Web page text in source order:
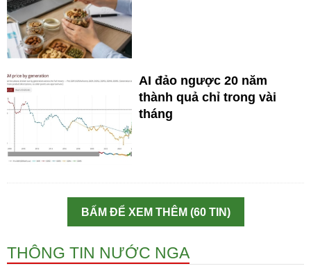
AI đảo ngược 20 năm
thành quả chỉ trong vài
tháng
BẤM ĐỂ XEM THÊM (60 TIN)
THÔNG TIN NƯỚC NGA